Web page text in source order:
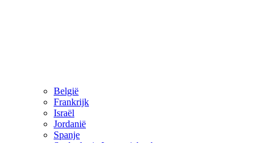
België
Frankrijk
Israël
Jordanië
Spanje